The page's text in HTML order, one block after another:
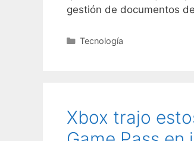
gestión de documentos
C
r
Tecnología
Xbox trajo